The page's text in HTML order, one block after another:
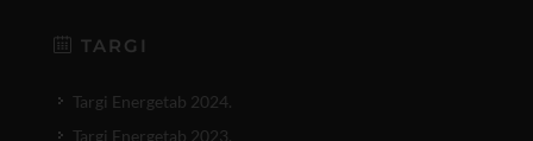
TARGI
Targi Energetab 2024.
Targi Energetab 2023.